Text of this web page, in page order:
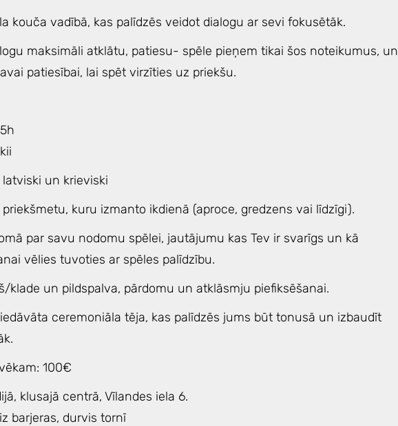
kouča vadībā, kas palīdzēs veidot dialogu ar sevi fokusētāk.
maksimāli atklātu, patiesu- spēle pieņem tikai šos noteikumus, un
patiesībai, lai spēt virzīties uz priekšu.
un krieviski
kuru izmanto ikdienā (aproce, gredzens vai līdzīgi).
par savu nodomu spēlei, jautājumu kas Tev ir svarīgs un kā
vēlies tuvoties ar spēles palīdzību.
klade un pildspalva, pārdomu un atklāsmju piefiksēšanai.
ceremoniāla tēja, kas palīdzēs jums būt tonusā un izbaudīt
100€
klusajā centrā, Vīlandes iela 6.
barjeras, durvis tornī